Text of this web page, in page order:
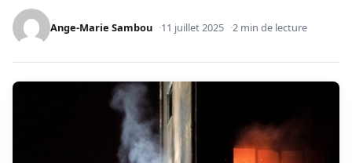
Ange-Marie Sambou 11 juillet 2025 2 min de lecture